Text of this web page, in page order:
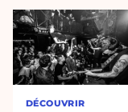
DÉCOUVRIR